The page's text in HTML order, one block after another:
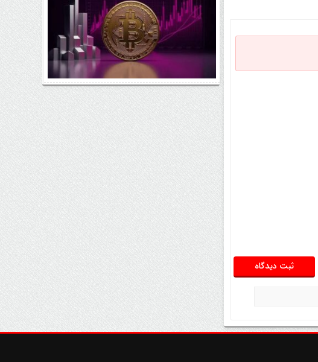
اتفاق مهم در بازار رمزارزها / بیت‌کوین
وارد فاز تازه شد